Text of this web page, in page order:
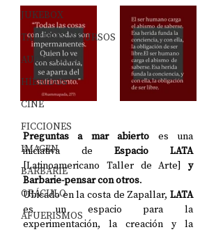
JUKEBOX
TALLERES Y CURSOS
AUDIOTEXTO
HÍBRIDOS
CINE
FICCIONES
IMAGEN
BARBARIE
ORÁCULO
AFUERISMOS
Preguntas a mar abierto es una
iniciativa de Espacio LATA
[Latinoamericano Taller de Arte] y
Barbarie-pensar con otros.
Ubicado en la costa de Zapallar,
LATA
es un espacio para la
experimentación, la creación y la